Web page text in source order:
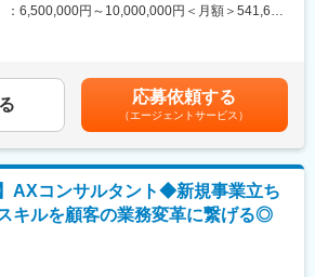
有給取得を奨励。経営層も長期休暇を取得するな
、GitHub Copilot、Cursor）を業務で活用でき
追求した働き方が可能！最新技術やサービスを
プしています。
ービス開発も進めるため、新規サービス開発を
いたします！
ているものの、扱う技術に関しては幅が広いの
：銀行・証券の案件を担います
Unit：保険業界の案件を担います
ータのパイプライン全体の視点から、業務要求
最適解を実現するための案件です。ミッション
大阪市 受動喫煙対策：屋内全面禁煙
：6,500,000円～10,000,000円＜月額＞541,666
能性があります。月給(月額)は固定手当を含めた
応募依頼する
（エージェントサービス）
AXコンサルタント◆新規事業立ち
キルを顧客の業務変革に繋げる◎